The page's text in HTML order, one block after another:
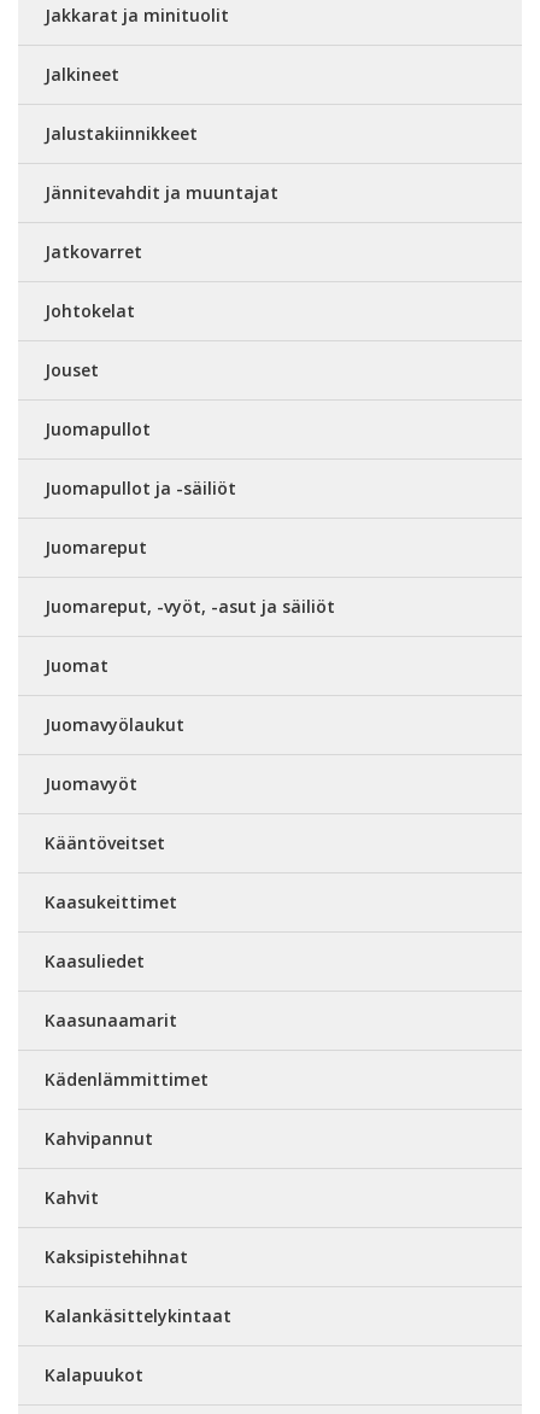
Jakkarat ja minituolit
Jalkineet
Jalustakiinnikkeet
Jännitevahdit ja muuntajat
Jatkovarret
Johtokelat
Jouset
Juomapullot
Juomapullot ja -säiliöt
Juomareput
Juomareput, -vyöt, -asut ja säiliöt
Juomat
Juomavyölaukut
Juomavyöt
Kääntöveitset
Kaasukeittimet
Kaasuliedet
Kaasunaamarit
Kädenlämmittimet
Kahvipannut
Kahvit
Kaksipistehihnat
Kalankäsittelykintaat
Kalapuukot